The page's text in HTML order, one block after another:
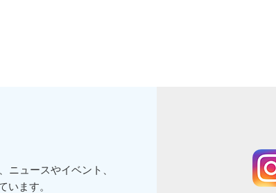
ニュースやイベント、
います。